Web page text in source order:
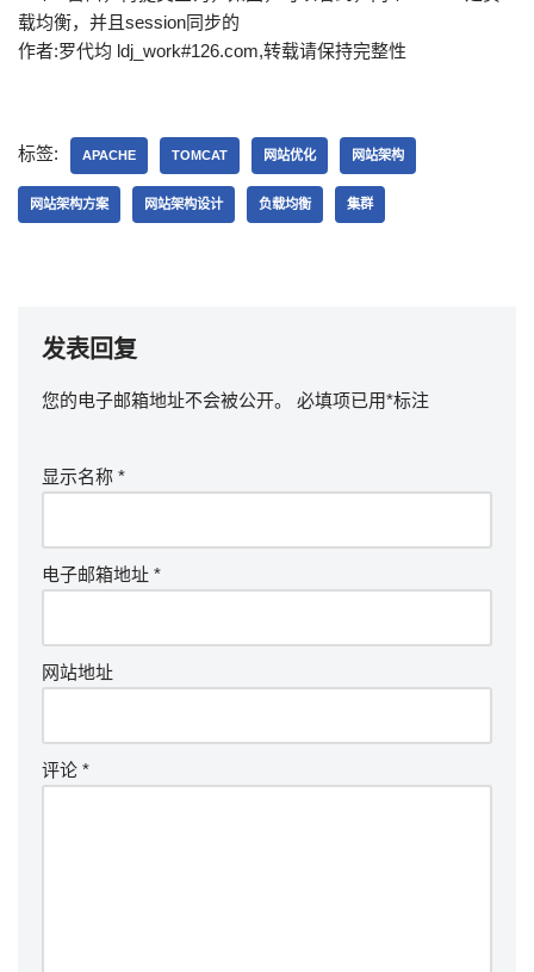
载均衡，并且session同步的
作者:罗代均 ldj_work#126.com,转载请保持完整性
标签: APACHE TOMCAT 网站优化 网站架构
网站架构方案 网站架构设计 负载均衡 集群
发表回复
您的电子邮箱地址不会被公开。 必填项已用*标注
显示名称 *
电子邮箱地址 *
网站地址
评论 *